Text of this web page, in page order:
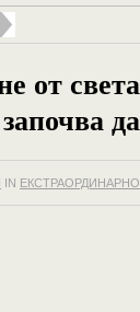
от
IN ЕКСТРАОРДИНАРНО